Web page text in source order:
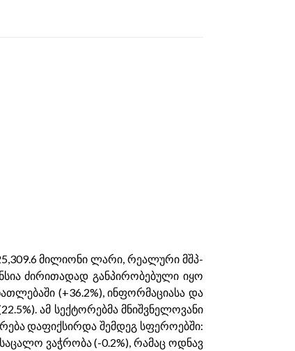
მილიონი ლარი, რეალური მშპ-
ძირითადად განპირობებული იყო
(+36.2%), ინფორმაციასა და
ამ სექტორებმა მნიშვნელოვანი
დაფიქსირდა შემდეგ სფეროებში:
ვაჭრობა (-0.2%), რამაც ოდნავ